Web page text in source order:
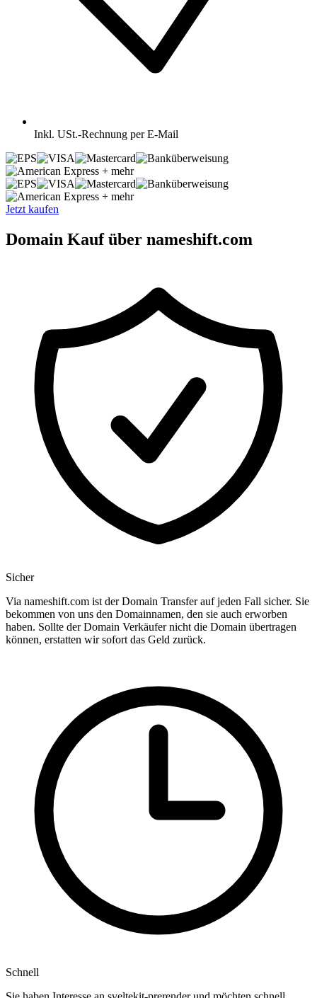
Inkl. USt.-Rechnung per E-Mail
+ mehr
+ mehr
Jetzt kaufen
Domain Kauf über nameshift.com
Sicher
Via nameshift.com ist der Domain Transfer auf jeden Fall sicher. Sie
bekommen von uns den Domainnamen, den sie auch erworben
haben. Sollte der Domain Verkäufer nicht die Domain übertragen
können, erstatten wir sofort das Geld zurück.
Schnell